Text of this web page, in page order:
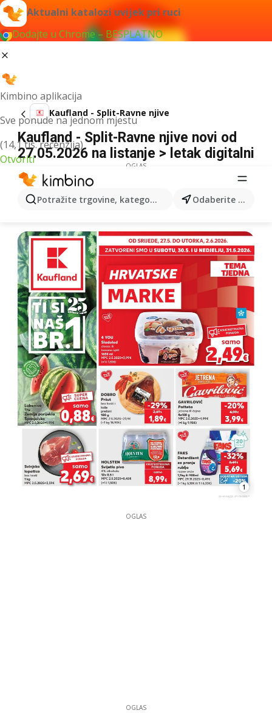
Aktualni katalozi uvijek pri ruci
Dodajte u Chrome – BESPLATNO
Kimbino aplikacija
Sve ponude na jednom mjestu
(14,1 tis. recenzija)
Otvoriti
Potražite trgovine, kategorije, proizvode... Odaberite grad
Kaufland - Split-Ravne njive
Kaufland - Split-Ravne njive novi od
27.05.2026 na listanje > letak digitalni
OGLAS
1
OGLAS
OGLAS